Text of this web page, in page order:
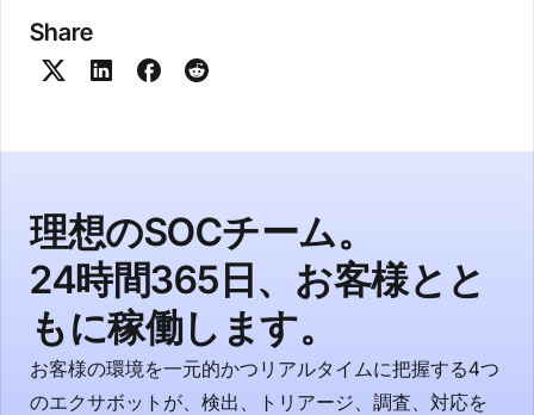
Share
理想のSOCチーム。
24時間365日、お客様とと
もに稼働します。
お客様の環境を一元的かつリアルタイムに把握する4つ
のエクサボットが、検出、トリアージ、調査、対応を